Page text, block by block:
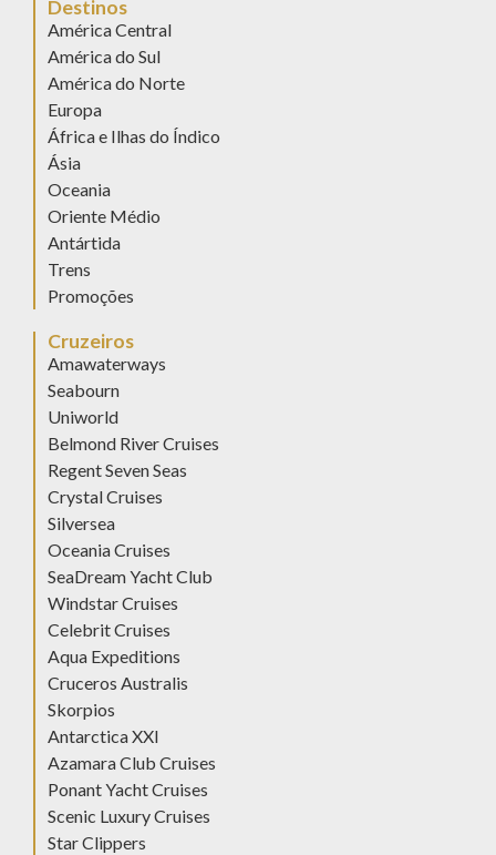
Destinos
América Central
América do Sul
América do Norte
Europa
África e Ilhas do Índico
Ásia
Oceania
Oriente Médio
Antártida
Trens
Promoções
Cruzeiros
Amawaterways
Seabourn
Uniworld
Belmond River Cruises
Regent Seven Seas
Crystal Cruises
Silversea
Oceania Cruises
SeaDream Yacht Club
Windstar Cruises
Celebrit Cruises
Aqua Expeditions
Cruceros Australis
Skorpios
Antarctica XXI
Azamara Club Cruises
Ponant Yacht Cruises
Scenic Luxury Cruises
Star Clippers